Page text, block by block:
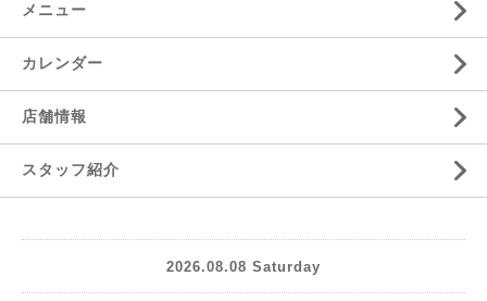
メニュー
カレンダー
店舗情報
スタッフ紹介
2026.08.08 Saturday